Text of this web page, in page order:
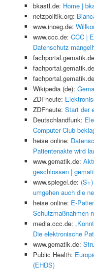
bkastl.de: Home |
netzpolitik.org:
www.inoeg.de:
www.ccc.de: CCC |
Datenschutz
Wikipedia (de):
ZDFheute:
ZDFheute: Start der
Deutschlandfunk:
Computer Club
heise online:
Patientenakte wird
www.gematik.de:
geschlossen |
www.spiegel.de:
umgehen auch die
heise online: E-
Schutzmaßnahmen
media.ccc.de:
Die elektronische
www.gematik.de:
Public Health:
(EHDS)